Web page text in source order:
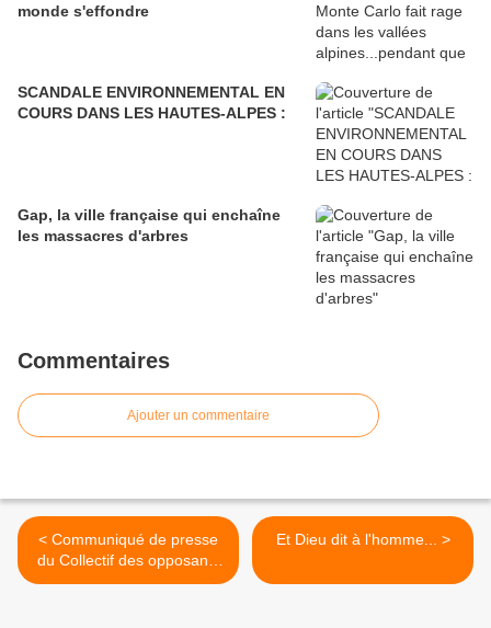
monde s'effondre
SCANDALE ENVIRONNEMENTAL EN
COURS DANS LES HAUTES-ALPES :
Gap, la ville française qui enchaîne
les massacres d'arbres
Commentaires
Ajouter un commentaire
< Communiqué de presse
du Collectif des opposants
à la Croisière Blanche
Et Dieu dit à l'homme... >